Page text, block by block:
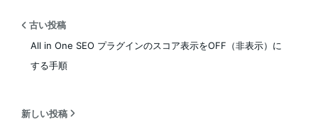
古い投稿
All in One SEO プラグインのスコア表示をOFF（非表示）に
する手順
新しい投稿